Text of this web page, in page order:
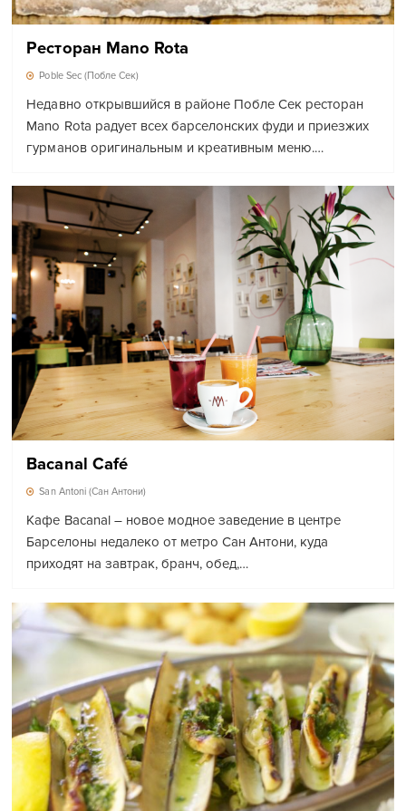
Ресторан Mano Rota
Poble Sec (Побле Сек)
Недавно открывшийся в районе Побле Сек ресторан
Mano Rota радует всех барселонских фуди и приезжих
гурманов оригинальным и креативным меню.…
Bacanal Café
San Antoni (Сан Антони)
Кафе Bacanal – новое модное заведение в центре
Барселоны недалеко от метро Сан Антони, куда
приходят на завтрак, бранч, обед,…